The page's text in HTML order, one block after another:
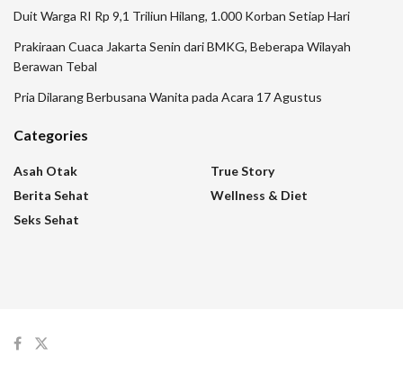
Duit Warga RI Rp 9,1 Triliun Hilang, 1.000 Korban Setiap Hari
Prakiraan Cuaca Jakarta Senin dari BMKG, Beberapa Wilayah
Berawan Tebal
Pria Dilarang Berbusana Wanita pada Acara 17 Agustus
Categories
Asah Otak
Berita Sehat
Seks Sehat
True Story
Wellness & Diet